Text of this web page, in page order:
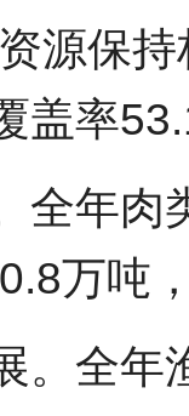
源保
盖率
全年肉
万吨
。全年